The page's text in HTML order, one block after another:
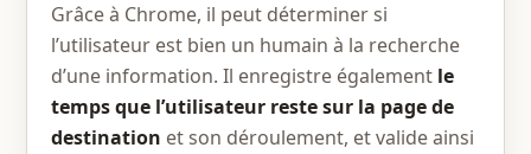
Grâce à Chrome, il peut déterminer si
l’utilisateur est bien un humain à la recherche
d’une information. Il enregistre également le
temps que l’utilisateur reste sur la page de
destination et son déroulement, et valide ainsi